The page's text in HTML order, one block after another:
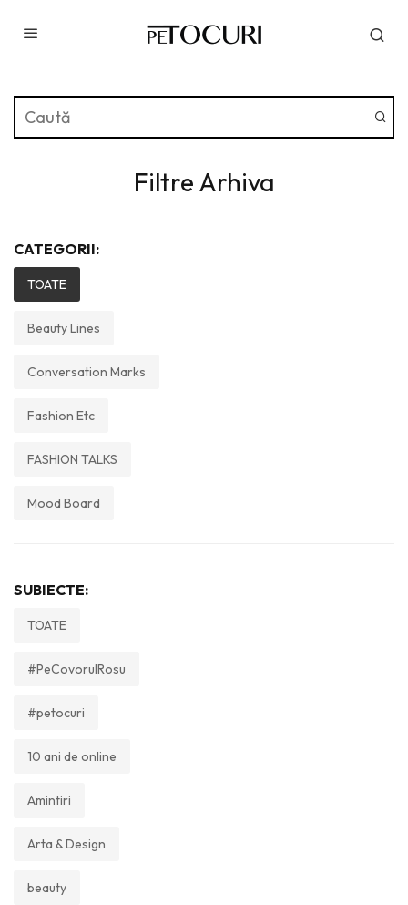
Filtre Arhiva
CATEGORII:
TOATE
Beauty Lines
Conversation Marks
Fashion Etc
FASHION TALKS
Mood Board
SUBIECTE:
TOATE
#PeCovorulRosu
#petocuri
10 ani de online
Amintiri
Arta & Design
beauty